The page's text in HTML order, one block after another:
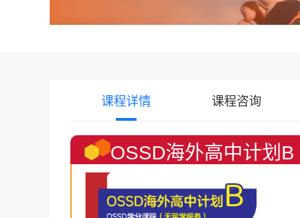
课程详情 课程咨询
OSSD海外高中计划B